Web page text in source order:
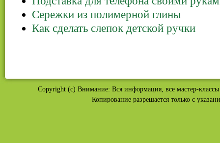
Сережки из полимерной глины
Как сделать слепок детской ручки
Copyright (c) Внимание: Вся информация, все мастер-
Копирование разрешается только с